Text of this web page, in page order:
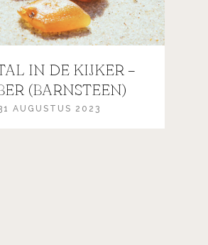
IN DE KIJKER –
(BARNSTEEN)
AUGUSTUS 2023